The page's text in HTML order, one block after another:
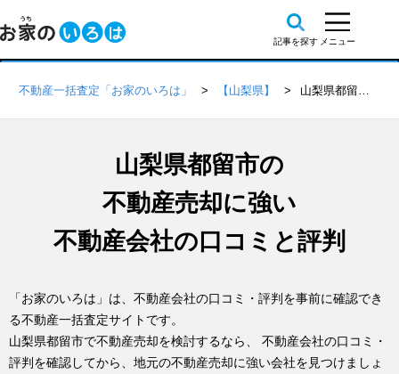
不動産一括査定「お家のいろは」 【山梨県】 山梨県都留市の不動産会社 口コミ・評判一覧
山梨県都留市の
不動産売却に強い
不動産会社の口コミと評判
「お家のいろは」は、不動産会社の口コミ・評判を事前に確認でき
る不動産一括査定サイトです。
山梨県都留市で不動産売却を検討するなら、 不動産会社の口コミ・
評判を確認してから、地元の不動産売却に強い会社を見つけましょ